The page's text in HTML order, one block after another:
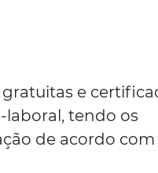
e
laboral, tendo os
de acordo com